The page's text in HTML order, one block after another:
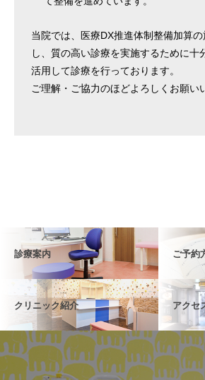
当院では、医療DX推進体制整備加算
し、質の高い診療を実施するために十
活用して診療を行っております。
ご理解・ご協力のほどよろしくお願い
診療案内 ご予約
クリニック紹介 アクセ